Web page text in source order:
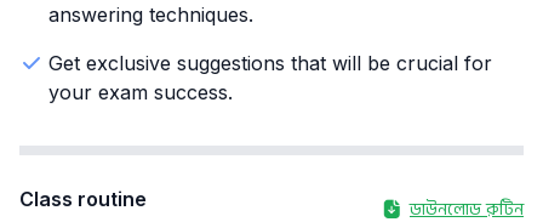
answering techniques.
Get exclusive suggestions that will be crucial for
your exam success.
Class routine ডাউনলোড রুটিন